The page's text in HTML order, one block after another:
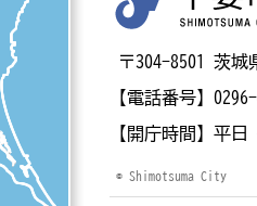
〒304-8501 茨城
【電話番号】
【開庁時間】 平日
© Shimotsuma City